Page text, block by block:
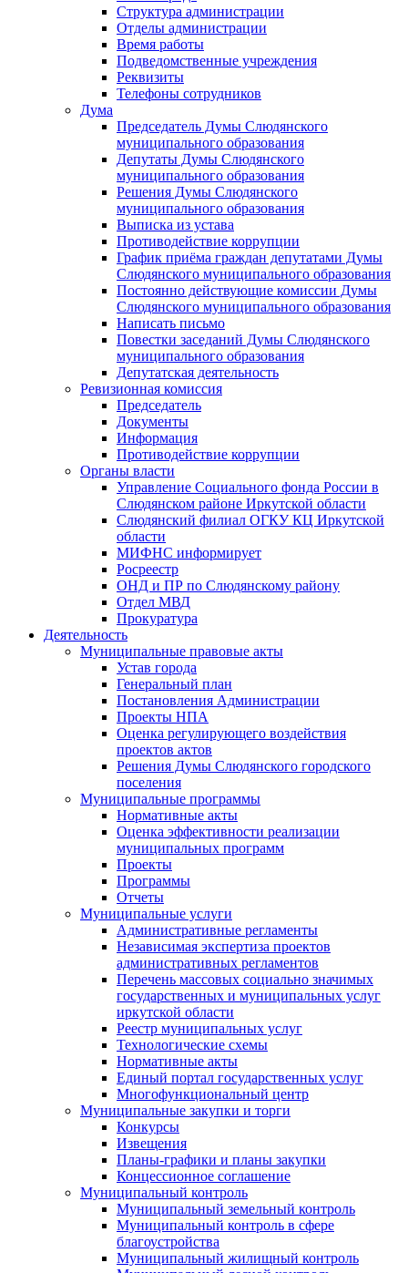
Структура администрации
Отделы администрации
Время работы
Подведомственные учреждения
Реквизиты
Телефоны сотрудников
Дума
Председатель Думы Слюдянского
муниципального образования
Депутаты Думы Слюдянского
муниципального образования
Решения Думы Слюдянского
муниципального образования
Выписка из устава
Противодействие коррупции
График приёма граждан депутатами Думы
Слюдянского муниципального образования
Постоянно действующие комиссии Думы
Слюдянского муниципального образования
Написать письмо
Повестки заседаний Думы Слюдянского
муниципального образования
Депутатская деятельность
Ревизионная комиссия
Председатель
Документы
Информация
Противодействие коррупции
Органы власти
Управление Социального фонда России в
Слюдянском районе Иркутской области
Слюдянский филиал ОГКУ КЦ Иркутской
области
МИФНС информирует
Росреестр
ОНД и ПР по Слюдянскому району
Отдел МВД
Прокуратура
Деятельность
Муниципальные правовые акты
Устав города
Генеральный план
Постановления Администрации
Проекты НПА
Оценка регулирующего воздействия
проектов актов
Решения Думы Слюдянского городского
поселения
Муниципальные программы
Нормативные акты
Оценка эффективности реализации
муниципальных программ
Проекты
Программы
Отчеты
Муниципальные услуги
Административные регламенты
Независимая экспертиза проектов
административных регламентов
Перечень массовых социально значимых
государственных и муниципальных услуг
иркутской области
Реестр муниципальных услуг
Технологические схемы
Нормативные акты
Единый портал государственных услуг
Многофункциональный центр
Муниципальные закупки и торги
Конкурсы
Извещения
Планы-графики и планы закупки
Концессионное соглашение
Муниципальный контроль
Муниципальный земельный контроль
Муниципальный контроль в сфере
благоустройства
Муниципальный жилищный контроль